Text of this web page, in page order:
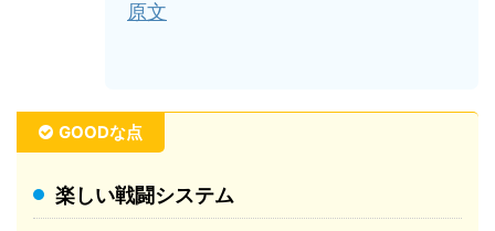
原文
GOODな点
楽しい戦闘システム